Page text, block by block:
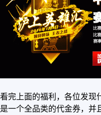
看完上面的福利，各位发现
是一个全品类的代金券，